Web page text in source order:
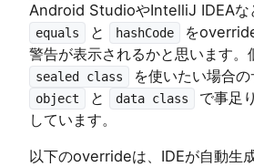
Android StudioやIntelliJ IDEAな
equals と hashCode
を
警告が表示されるかと思います。
sealed class を使いたい場合
object と data class
で事足
しています。
以下のoverrideは、IDEが自動生